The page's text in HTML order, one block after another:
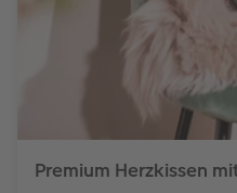
Premium Herzkissen